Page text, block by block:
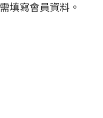
需填寫會員資料。